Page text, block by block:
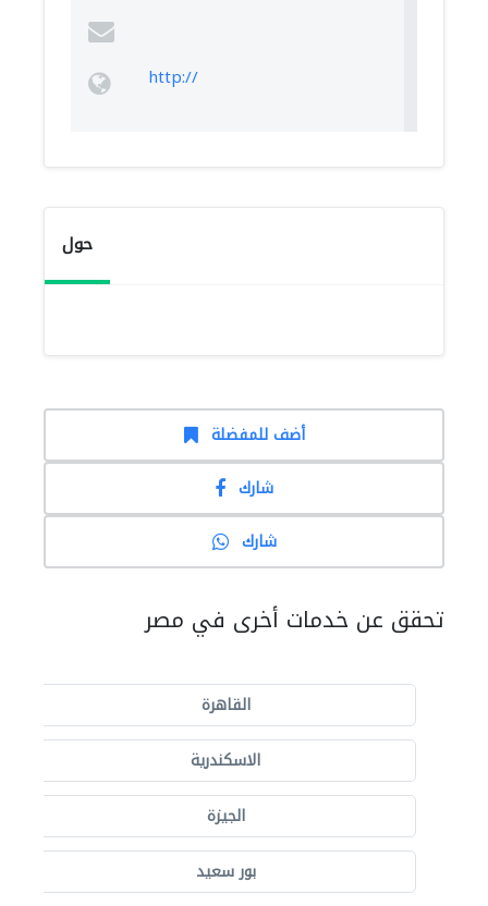
http://
حول
أضف للمفضلة
شارك
شارك
تحقق عن خدمات أخرى في مصر
القاهرة
الاسكندرية
الجيزة
بور سعيد